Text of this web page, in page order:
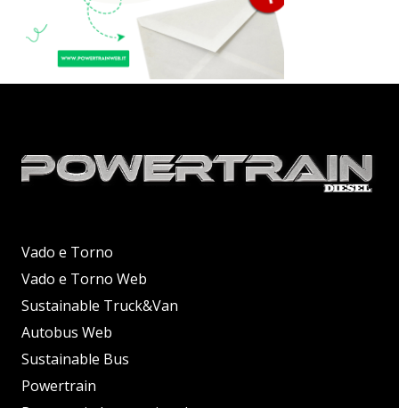
Vado e Torno
Vado e Torno Web
Sustainable Truck&Van
Autobus Web
Sustainable Bus
Powertrain